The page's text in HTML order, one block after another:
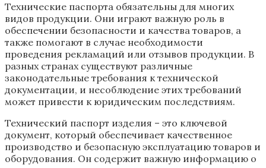
Технические паспорта обязательны для многих
видов продукции. Они играют важную роль в
обеспечении безопасности и качества товаров, а
также помогают в случае необходимости
проведения рекламаций или отзывов продукции. В
разных странах существуют различные
законодательные требования к технической
документации, и несоблюдение этих требований
может привести к юридическим последствиям.
Технический паспорт изделия – это ключевой
документ, который обеспечивает качественное
производство и безопасную эксплуатацию товаров и
оборудования. Он содержит важную информацию о